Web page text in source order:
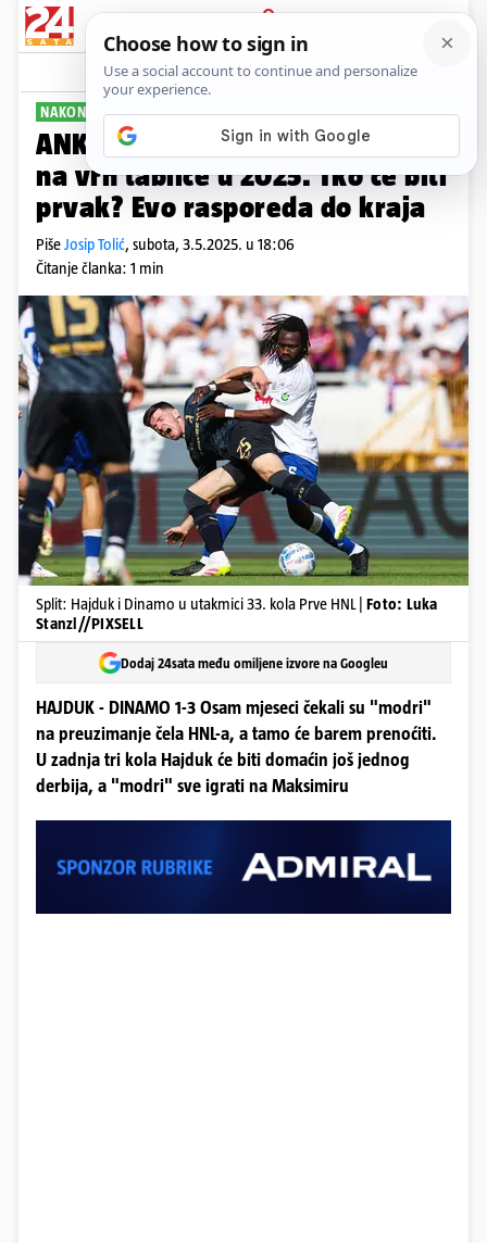
PRIJAVA
Sport Komentari
NAKON DERBIJA
ANKETA Dinamo prvi put zasjeo
na vrh tablice u 2025. Tko će biti
prvak? Evo rasporeda do kraja
PišeJosip Tolić, subota, 3.5.2025. u 18:06
Čitanje članka: 1 min
Split: Hajduk i Dinamo u utakmici 33. kola Prve HNL | Foto: Luka
Stanzl//PIXSELL
Dodaj 24sata među omiljene izvore na Googleu
HAJDUK - DINAMO 1-3 Osam mjeseci čekali su "modri"
na preuzimanje čela HNL-a, a tamo će barem prenoćiti.
U zadnja tri kola Hajduk će biti domaćin još jednog
derbija, a "modri" sve igrati na Maksimiru